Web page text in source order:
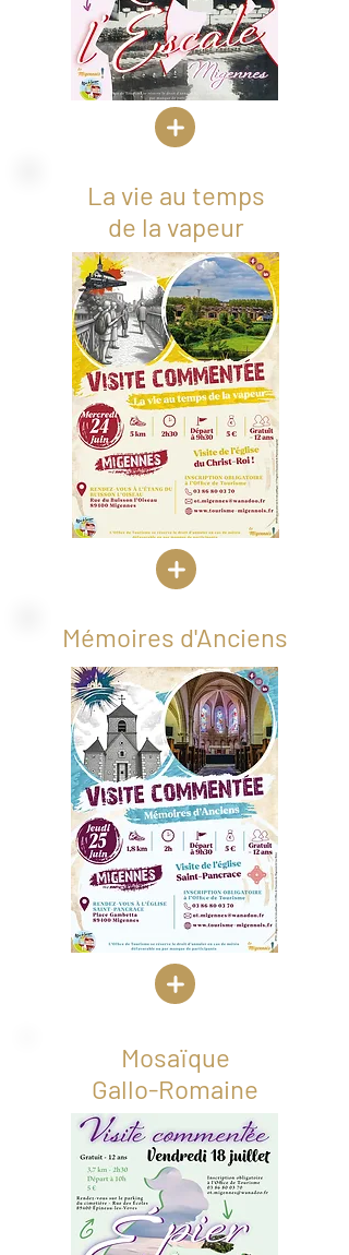
La vie au temps
de la vapeur
Mémoires d'Anciens
Mosaïque
Gallo-Romaine